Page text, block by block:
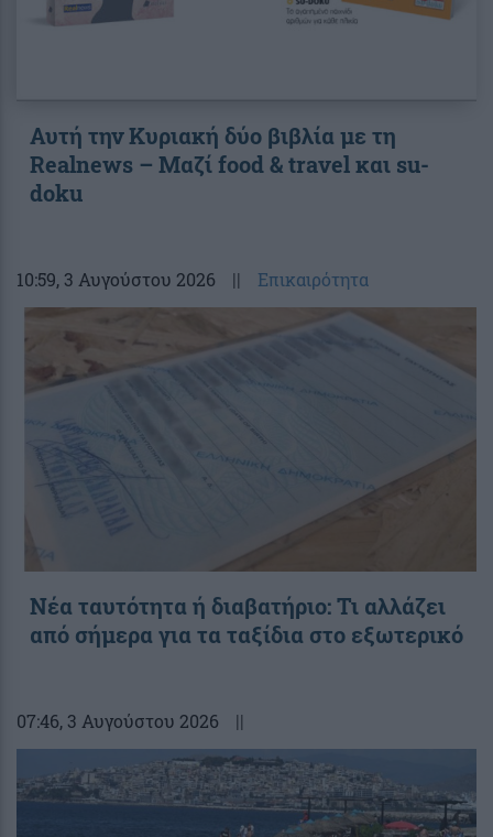
Αυτή την Κυριακή δύο βιβλία με τη
Realnews – Μαζί food & travel και su-
doku
10:59, 3 Αυγούστου 2026 || Επικαιρότητα
Νέα ταυτότητα ή διαβατήριο: Τι αλλάζει
από σήμερα για τα ταξίδια στο εξωτερικό
07:46, 3 Αυγούστου 2026 ||